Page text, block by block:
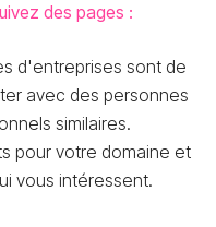
des pages :
d'entreprises sont de
avec des personnes
similaires.
pour votre domaine et
vous intéressent.